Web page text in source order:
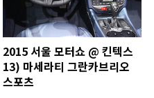
2015 서울 모터쇼 @ 킨텍스
13) 마세라티 그란카브리오
스포츠